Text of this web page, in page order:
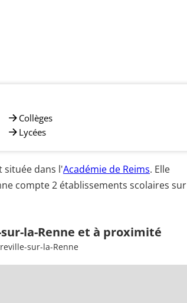
Collèges
Lycées
située dans l'Académie de Reims. Elle
compte 2 établissements scolaires sur
la-Renne et à proximité
sur-la-Renne